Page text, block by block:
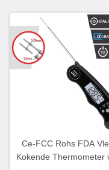
Ce-FCC Rohs FDA
Kokende Thermometer